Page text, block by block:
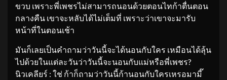
ขวบ เพราะพี่เพชรไม่สามารถนอนด้วยตอนไทก้าตื่นตอน
กลางคืน เขาจะหลับได้ไม่เต็มที่ เพราะว่าเขาจะมารับ
หน้าที่ในตอนเช้า
มันก็เลยเป็นคำถามว่าวันนี้จะได้นอนกับใคร เหมือนได้ลุ้น
ไปด้วยในแต่ละวันว่าวันนี้จะนอนกับแม่หรือพี่เพชร?
นิวเคลียร์ : ใช่ ก้าก็ถามว่าวันนี้ก้านอนกับใครเหรอมามี๊